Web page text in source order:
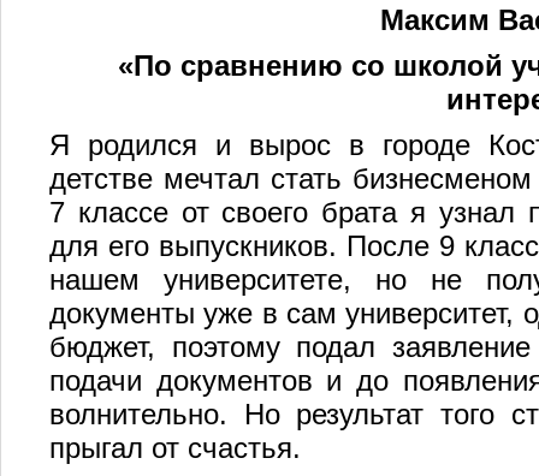
Максим
«По сравнению со школой
Я родился и вырос в городе
детстве мечтал стать
7 классе от своего брата я
для его выпускников. После 9
нашем университете, но не
документы уже в сам университет,
бюджет, поэтому подал
подачи документов и до
волнительно. Но результат того
прыгал от счастья.